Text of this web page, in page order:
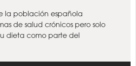
la población española
de salud crónicos pero solo
dieta como parte del